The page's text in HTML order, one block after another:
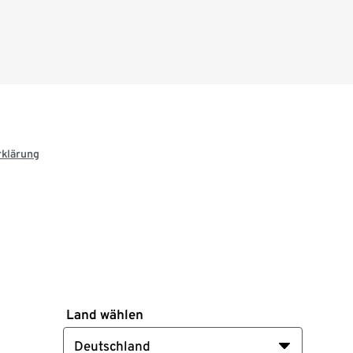
Land wählen
Deutschland